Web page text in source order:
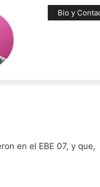
Bio y
en el EBE 07, y que,